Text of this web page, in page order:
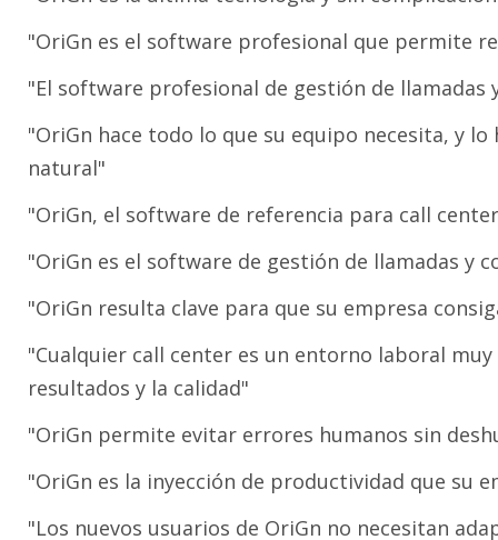
"OriGn es el software profesional que permite
"El software profesional de gestión de llamadas
"OriGn hace todo lo que su equipo necesita, y
natural"
"OriGn, el software de referencia para call
"OriGn es el software de gestión de llamadas y
"OriGn resulta clave para que su empresa
"Cualquier call center es un entorno laboral
resultados y la calidad"
"OriGn permite evitar errores humanos sin
"OriGn es la inyección de productividad que su
"Los nuevos usuarios de OriGn no necesitan